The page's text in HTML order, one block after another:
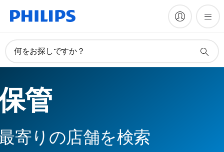
何をお探しですか？
管
寄りの店舗を検索